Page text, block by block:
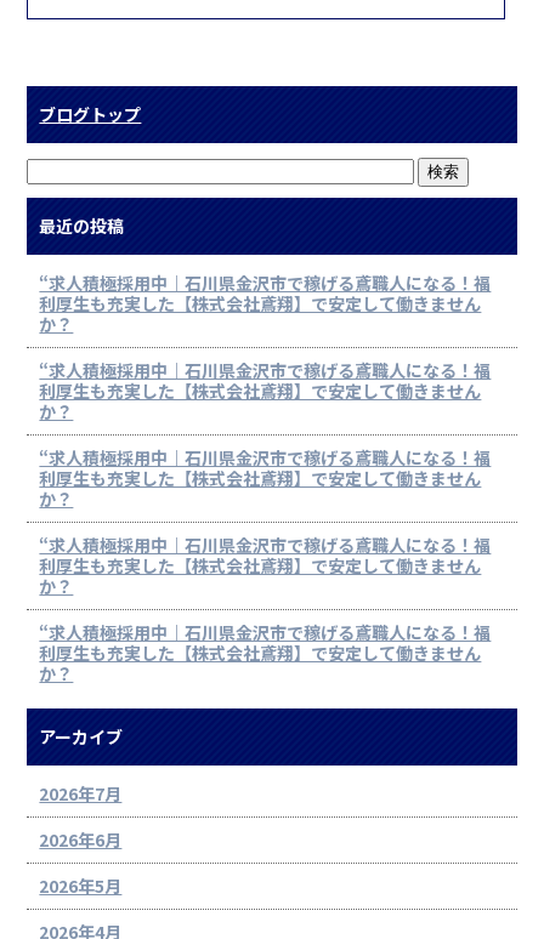
ブログトップ
最近の投稿
“求人積極採用中｜石川県金沢市で稼げる鳶職人になる！福
利厚生も充実した【株式会社鳶翔】で安定して働きません
か？
“求人積極採用中｜石川県金沢市で稼げる鳶職人になる！福
利厚生も充実した【株式会社鳶翔】で安定して働きません
か？
“求人積極採用中｜石川県金沢市で稼げる鳶職人になる！福
利厚生も充実した【株式会社鳶翔】で安定して働きません
か？
“求人積極採用中｜石川県金沢市で稼げる鳶職人になる！福
利厚生も充実した【株式会社鳶翔】で安定して働きません
か？
“求人積極採用中｜石川県金沢市で稼げる鳶職人になる！福
利厚生も充実した【株式会社鳶翔】で安定して働きません
か？
アーカイブ
2026年7月
2026年6月
2026年5月
2026年4月